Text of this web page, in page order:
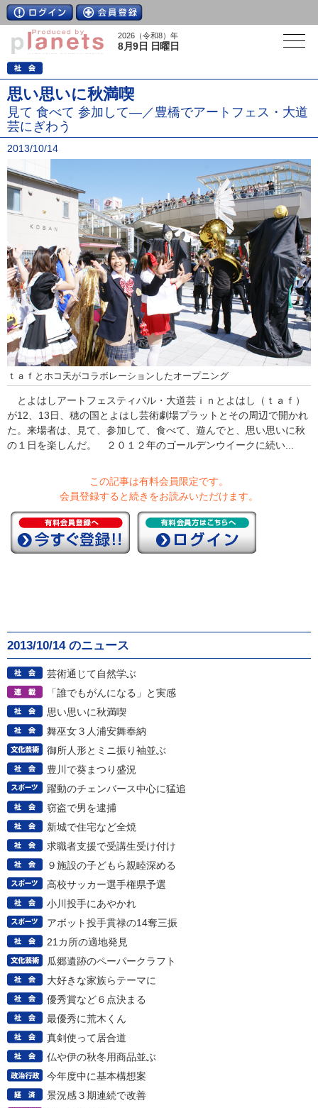
2026（令和8）年
8月9日 日曜日
思い思いに秋満喫
見て 食べて 参加して―／豊橋でアートフェス・大道
芸にぎわう
2013/10/14
ｔａｆとホコ天がコラボレーションしたオープニング
とよはしアートフェスティバル・大道芸ｉｎとよはし（ｔａｆ）
が12、13日、穂の国とよはし芸術劇場プラットとその周辺で開かれ
た。来場者は、見て、参加して、食べて、遊んでと、思い思いに秋
の１日を楽しんだ。 ２０１２年のゴールデンウイークに続い...
この記事は有料会員限定です。
会員登録すると続きをお読みいただけます。
2013/10/14 のニュース
芸術通じて自然学ぶ
「誰でもがんになる」と実感
思い思いに秋満喫
舞巫女３人浦安舞奉納
御所人形とミニ振り袖並ぶ
豊川で葵まつり盛況
躍動のチェンバース中心に猛追
窃盗で男を逮捕
新城で住宅など全焼
求職者支援で受講生受け付け
９施設の子どもら親睦深める
高校サッカー選手権県予選
小川投手にあやかれ
アボット投手貫禄の14奪三振
21カ所の適地発見
瓜郷遺跡のペーパークラフト
大好きな家族らテーマに
優秀賞など６点決まる
最優秀に荒木くん
真剣使って居合道
仏や伊の秋冬用商品並ぶ
今年度中に基本構想案
景況感３期連続で改善